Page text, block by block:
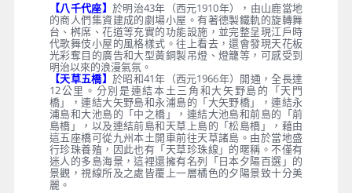
【八千代座】 於明治43年（西元1910年），由山鹿當地
的商人們集資建成的劇場小屋。有著德製鐵軌的旋轉舞
台、桝席、花道等充實的功能設施，並完整呈現江戶時
代歌舞伎小屋的風格樣式。往上看去，還會發現天花板
光彩奪目的廣告和大型黃銅製吊燈、燈籠等，可感受到
明治以來的浪漫氣氛。
【天草五橋】 於昭和41年（西元1966年）開通，全長達
12公里。分別是連結本土三角和大矢野島的「天門
橋」，連結大矢野島和永浦島的「大矢野橋」，連結永
浦島和大池島的「中之橋」，連結大池島和前島的「前
島橋」，以及連結前島和天草上島的「松島橋」，藉由
這五座橋可從九州本土開車前往天草諸島。由於當地盛
行珍珠養殖，因此也有「天草珍珠線」的暱稱。不僅有
迷人的多島海景，這裡還擁有名列「日本夕陽百選」的
景觀，視線所及之處皆覆上一層橘色的夕陽景致十分美
麗。